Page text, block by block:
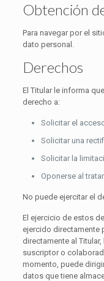
Obtención
Para navegar por el
dato personal.
Derechos
El Titular le informa
derecho a:
Solicitar el
Solicitar una
Solicitar la
Oponerse al
No puede ejercitar el
El ejercicio de estos
ejercido directamente
directamente al
suscriptor o
momento, puede
datos que tiene